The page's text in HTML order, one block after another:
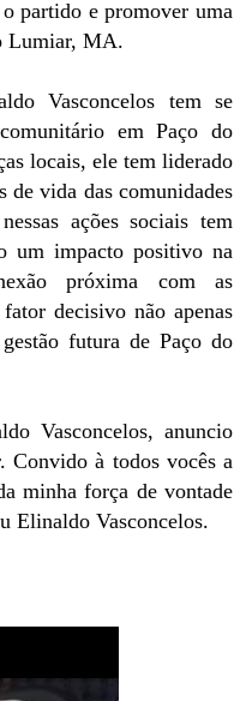
partido e promover uma
Lumiar, MA.
Vasconcelos tem se
em Paço do
locais, ele tem liderado
de vida das comunidades
ações sociais tem
um impacto positivo na
próxima com as
decisivo não apenas
futura de Paço do
Vasconcelos, anuncio
Convido à todos vocês a
minha força de vontade
Elinaldo Vasconcelos.